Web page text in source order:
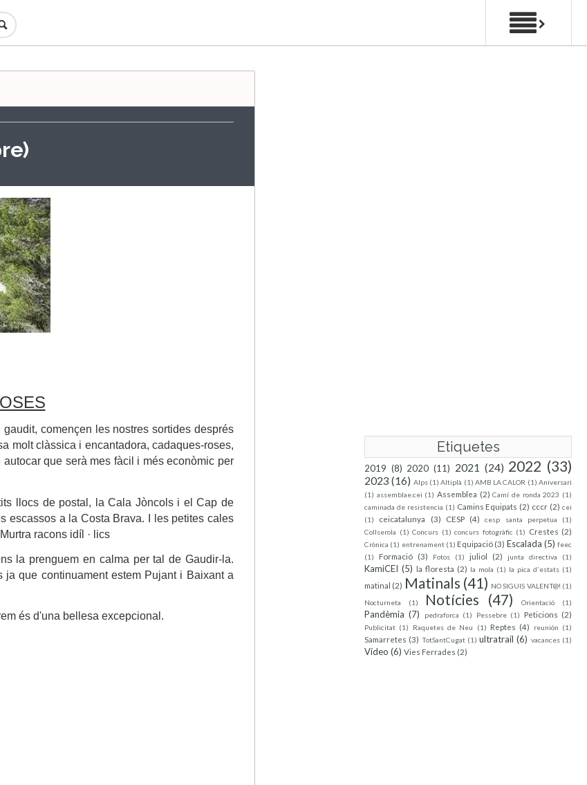
començen les nostres sortides després
molt clàssica i encantadora, cadaques-roses,
que serà mes fàcil i més econòmic per
llocs de postal, la Cala Jòncols i el Cap de
escassos a la Costa Brava. I les petites cales
racons idíl · lics
la prenguem en calma per tal de Gaudir-la.
ja que continuament estem Pujant i Baixant a
és d'una bellesa excepcional.
Etiquetes
2019 (8) 2020 (11) 2021 (24) 2022 (33)
2023 (16) Alps (1) Altiplà (1) AMB LA CALOR (1) Aniversari
(1) assemblae.cei (1) Assemblea (2) Camí de ronda 2023 (1)
caminada de resistencia (1) Camins Equipats (2) cccr (2) cei
(1)
ceicatalunya (3) CESP (4) cesp santa perpetua
(1)
Collserola (1) Concurs (1) concurs fotogràfic (1) Crestes (2)
Crònica (1) entrenament (1) Equipació (3) Escalada (5) feec
(1)
Formació (3) Fotos (1) juliol (2) junta directiva (1)
KamiCEI (5) la floresta (2) la mola (1) la pica d'estats (1)
matinal (2) Matinals (41) NO SIGUIS VALENT@! (1)
Nocturneta
(1) Notícies (47) Orientació (1)
Pandèmia (7) pedraforca (1) Pessebre (1) Peticions (2)
Publicitat (1) Raquetes de Neu (1) Reptes (4) reunión (1)
Samarretes (3) TotSantCugat (1) ultratrail (6) vacances (1)
Vídeo (6) Vies Ferrades (2)